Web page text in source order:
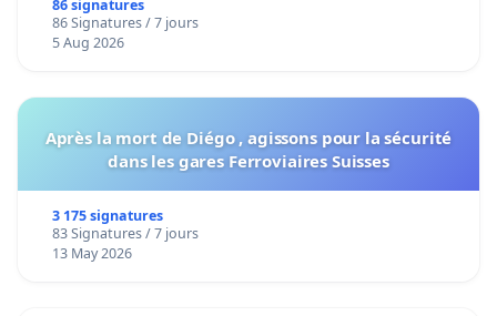
86 signatures
86 Signatures / 7 jours
5 Aug 2026
Après la mort de Diégo , agissons pour la sécurité
dans les gares Ferroviaires Suisses
3 175 signatures
83 Signatures / 7 jours
13 May 2026